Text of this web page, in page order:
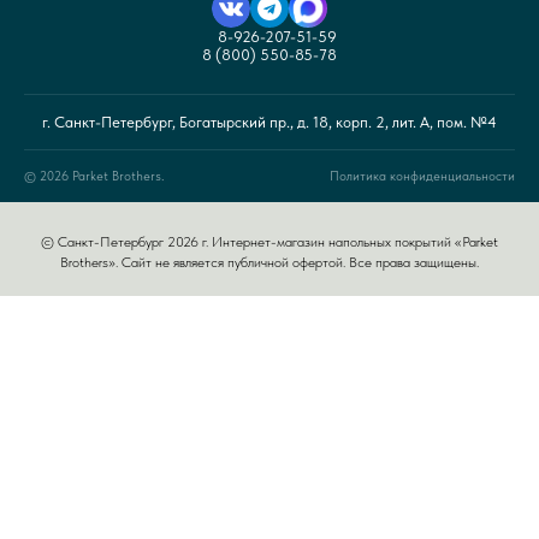
8-926-207-51-59
8 (800) 550-85-78
г. Санкт-Петербург, Богатырский пр., д. 18, корп. 2, лит. А, пом. №4
© 2026 Parket Brothers. Политика конфиденциальности
© Санкт-Петербург 2026 г. Интернет-магазин напольных покрытий «Parket
Brothers». Сайт не является публичной офертой. Все права защищены.